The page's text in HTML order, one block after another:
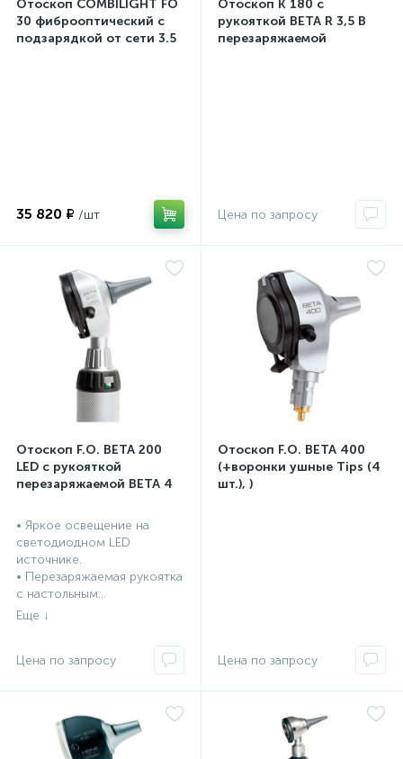
Отоскоп COMBILIGHT FO
30 фиброоптический с
подзарядкой от сети 3.5
35 820 ₽
Отоскоп K 180 с
рукояткой ВЕТА R 3,5 В
перезаряжаемой
Отоскоп F.O. BETA 200
LED с рукояткой
перезаряжаемой BETA 4
• Яркое освещение на
светодиодном LED
источнике.
• Перезаряжаемая рукоятка
с настольным...
Отоскоп F.O. BETA 400
(+воронки ушные Tips (4
шт.), )